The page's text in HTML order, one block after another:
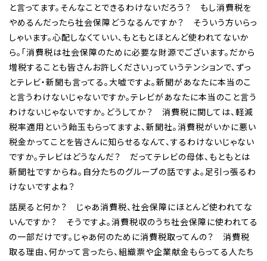
と言ってます。そんなことできるわけないだろう？ もし消費税を
やめるんだったら社会保障どうなるんですか？ そういう方いらっ
しゃいます。心配しなくていい、もともとほとんど使われてないか
ら。「消費税は社会保障のために必要な財源でございます。だから
増税することも皆さんお許しください」っていうテンションで、ずっ
とテレビ・新聞も言ってる。大嘘ですよ。新聞があなたに本当のこ
と言うわけないじゃないですか。テレビがあなたに本当のこと言う
わけないじゃないですか。どうしてか？ 消費税に関しては、軽減
税率適用という飴玉もらってますよ、新聞社。消費税がいかに悪い
税金かってことを皆さんに知らせるなんて、するわけないじゃない
ですか。テレビはどうなんだ？ だってテレビの母体、もともとは
新聞社ですからね。自分たちのグループの話ですよ。足引っ張るわ
けないですよね？
話戻ると何か？ じゃあ消費税、社会保障にほとんど使われてな
いんですか？ そうですよ。消費税収のうち社会保障に使われてる
の一部だけです。じゃあ何のために消費税取ってんの？ 消費税
取る理由、何かって言ったら、組織票や企業献金もらってる人たち